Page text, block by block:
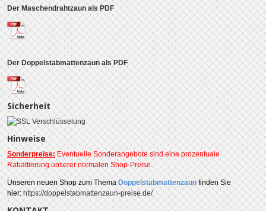
Der Maschendrahtzaun als PDF
Der Doppelstabmattenzaun als PDF
Sicherheit
Hinweise
Sonderpreise: Eventuelle Sonderangebote sind eine prozentuale
Rabattierung unserer normalen Shop-Preise.
Unserenneuen Shop zum Thema Doppelstabmattenzaun finden Sie
hier:https://doppelstabmattenzaun-preise.de/